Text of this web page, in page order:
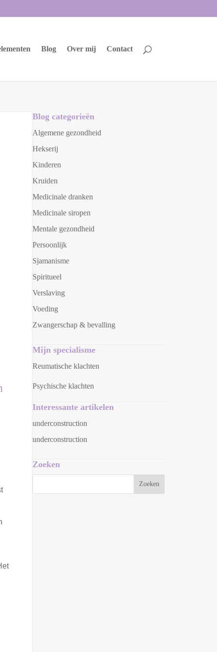
Blog Over mij Contact
Blog categorieën
Algemene gezondheid
Hekserij
Kinderen
Kruiden
Medicinale dranken
Medicinale siropen
Mentale gezondheid
Persoonlijk
Sjamanisme
Spiritueel
Verslaving
Voeding
Zwangerschap & bevalling
Mijn specialisme
Reumatische klachten
Psychische klachten
Interessante artikelen
underconstruction
underconstruction
Zoeken